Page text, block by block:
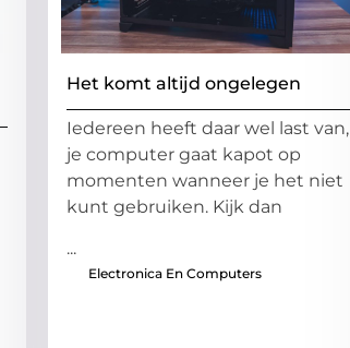
Het komt altijd ongelegen
Iedereen heeft daar wel last van,
je computer gaat kapot op
momenten wanneer je het niet
kunt gebruiken. Kijk dan
...
Electronica En Computers